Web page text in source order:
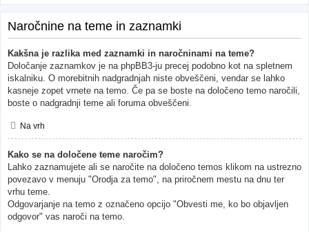
Naročnine na teme in zaznamki
Kakšna je razlika med zaznamki in naročninami na teme?
Določanje zaznamkov je na phpBB3-ju precej podobno kot na spletnem
iskalniku. O morebitnih nadgradnjah niste obveščeni, vendar se lahko
kasneje zopet vrnete na temo. Če pa se boste na določeno temo naročili,
boste o nadgradnji teme ali foruma obveščeni.
Na vrh
Kako se na določene teme naročim?
Lahko zaznamujete ali se naročite na določeno temos klikom na ustrezno
povezavo v menuju "Orodja za temo", na priročnem mestu na dnu ter
vrhu teme.
Odgovarjanje na temo z označeno opcijo "Obvesti me, ko bo objavljen
odgovor" vas naroči na temo.